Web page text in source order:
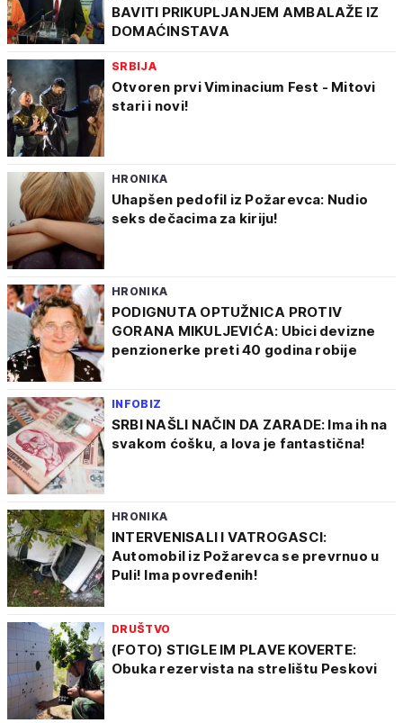
BAVITI PRIKUPLJANJEM AMBALAŽE IZ
DOMAĆINSTAVA
SRBIJA
Otvoren prvi Viminacium Fest - Mitovi
stari i novi!
HRONIKA
Uhapšen pedofil iz Požarevca: Nudio
seks dečacima za kiriju!
HRONIKA
PODIGNUTA OPTUŽNICA PROTIV
GORANA MIKULJEVIĆA: Ubici devizne
penzionerke preti 40 godina robije
INFOBIZ
SRBI NAŠLI NAČIN DA ZARADE: Ima ih na
svakom ćošku, a lova je fantastična!
HRONIKA
INTERVENISALI I VATROGASCI:
Automobil iz Požarevca se prevrnuo u
Puli! Ima povređenih!
DRUŠTVO
(FOTO) STIGLE IM PLAVE KOVERTE:
Obuka rezervista na strelištu Peskovi